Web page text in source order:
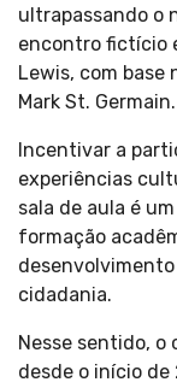
ultrapassando o
encontro fictício
Lewis, com
Mark St. Germain.
Incentivar a
experiências
sala de aula é
formação
cidadania.
Nesse sentido, o
desde o início de